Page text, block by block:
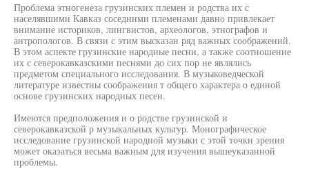
Проблема этногенеза грузинских племен и родства их с
населявшими Кавказ соседними племенами давно привлекает
внимание историков, лингвистов, археологов, этнографов и
антропологов. В связи с этим высказан ряд важных соображений.
В этом аспекте грузинские народные песни, а также соотношение
их с северокавказскими песнями до сих пор не являлись
предметом специального исследования. В музыковедческой
литературе известны соображения т общего характера о единой
основе грузинских народных песен.
Имеются предположения и о родстве грузинской и
северокавказской р музыкальных культур. Монографическое
исследование грузинской народной музыки с этой точки зрения
может оказаться весьма важным для изучения вышеуказанной
проблемы.